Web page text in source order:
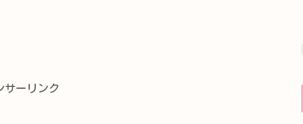
サーリンク